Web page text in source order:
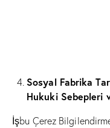
Sosyal Fabrika
Hukuki Sebepleri
İşbu Çerez